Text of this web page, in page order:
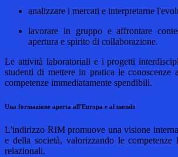
analizzare i mercati e interpretarne
lavorare in gruppo e affrontare
apertura e spirito di collaborazione.
Le attività laboratoriali e i progetti
studenti di mettere in pratica le conoscenze
competenze immediatamente spendibili.
Una formazione aperta all'Europa e al mondo
L'indirizzo RIM promuove una visione
e della società, valorizzando le
relazionali.